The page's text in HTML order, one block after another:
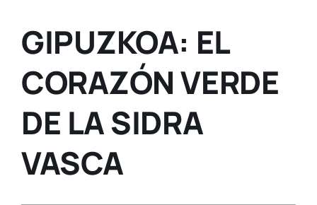
GIPUZKOA: EL
CORAZÓN VERDE
DE LA SIDRA
VASCA